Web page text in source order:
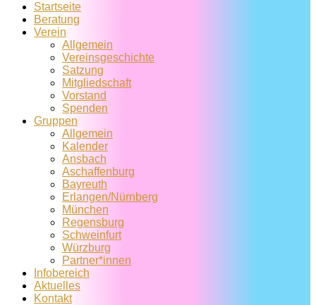
Startseite
Beratung
Verein
Allgemein
Vereins­geschichte
Satzung
Mitglied­schaft
Vorstand
Spenden
Gruppen
Allgemein
Kalender
Ansbach
Aschaffenburg
Bayreuth
Erlangen/Nürnberg
München
Regensburg
Schweinfurt
Würzburg
Partner*innen
Infobereich
Aktuelles
Kontakt